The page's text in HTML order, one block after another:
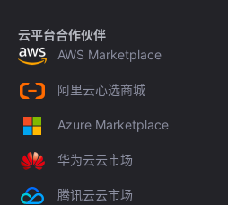
云平台合作伙伴
AWS Marketplace
阿里云心选商城
Azure Marketplace
华为云云市场
腾讯云云市场